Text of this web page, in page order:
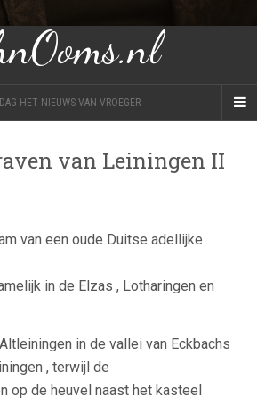
HET NIEUWS VAN VROEGER
van Leiningen II
van een oude Duitse adellijke
in de Elzas , Lotharingen en
in de vallei van Eckbachs
, terwijl de
op de heuvel naast het kasteel